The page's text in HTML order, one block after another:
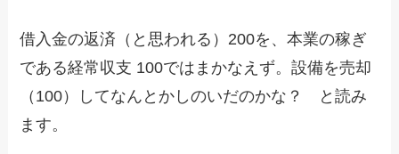
借入金の返済（と思われる）200を、本業の稼ぎ
である経常収支 100ではまかなえず。設備を売却
（100）してなんとかしのいだのかな？ と読み
ます。